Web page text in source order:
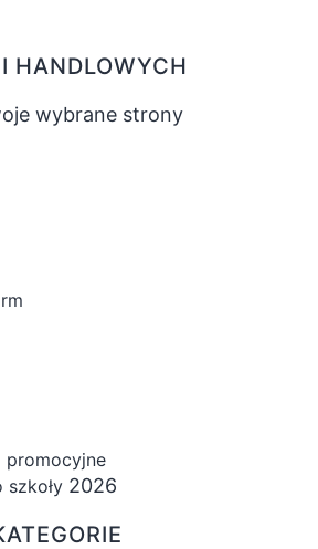
HANDLOWYCH
wybrane strony
promocyjne
2026